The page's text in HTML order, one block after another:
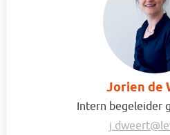
Jorien de
Intern begeleider